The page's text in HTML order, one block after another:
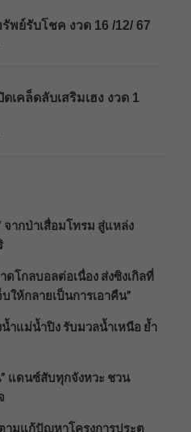
ย์รับโชค งวด 16 /12/ 67
เคล็ดลับเสริมเฮง งวด 1
จากป่าเสื่อมโทรม สู่แหล่ง
ดโกลบอลต่อเนื่อง ส่งซิงเกิลที่
บให้กลายเป็นการเอาคืน”
ำแม่น้ำปิง รับมวลน้ำเหนือ ย้ำ
แดนซ์สับทุกจังหวะ ชวน
ามแก้ปัญหาโครงการประตู